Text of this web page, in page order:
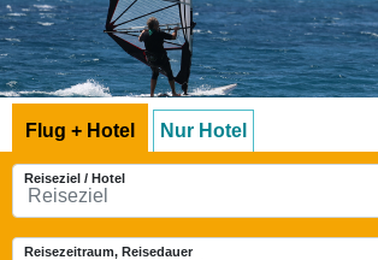
Flug + Hotel Nur Hotel
Reiseziel / Hotel
Reisezeitraum, Reisedauer